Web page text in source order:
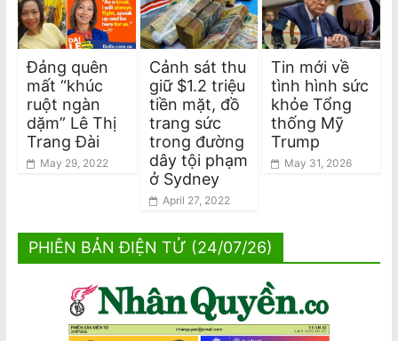
Đảng quên
mất “khúc
ruột ngàn
dặm” Lê Thị
Trang Đài
May 29, 2022
Cảnh sát thu
giữ $1.2 triệu
tiền mặt, đồ
trang sức
trong đường
dây tội phạm
ở Sydney
April 27, 2022
Tin mới về
tình hình sức
khỏe Tổng
thống Mỹ
Trump
May 31, 2026
PHIÊN BẢN ĐIỆN TỬ (24/07/26)